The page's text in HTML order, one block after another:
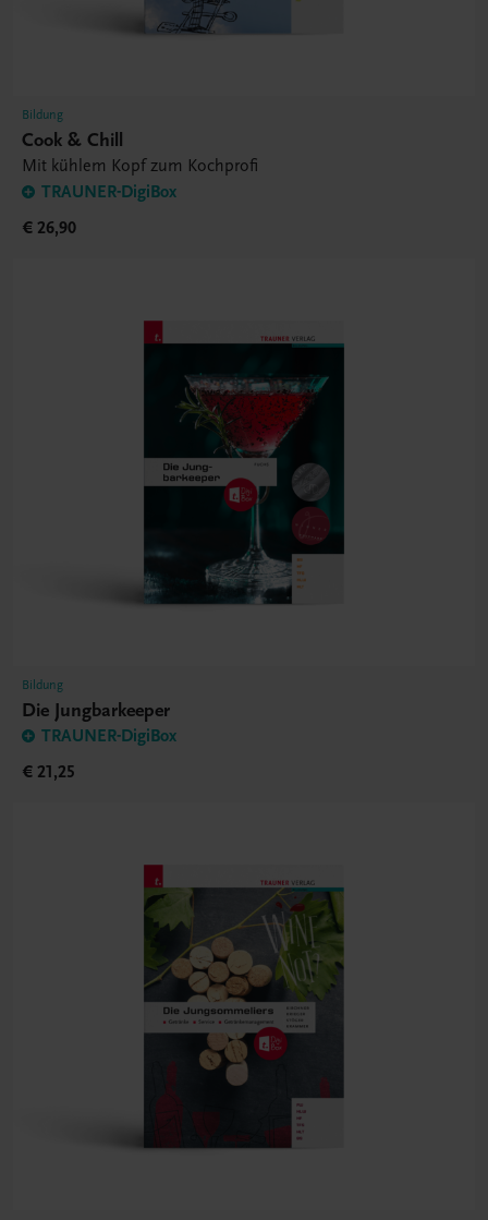
Bildung
Cook & Chill
Mit kühlem Kopf zum Kochprofi
TRAUNER-DigiBox
€ 26,90
Bildung
Die Jungbarkeeper
TRAUNER-DigiBox
€ 21,25